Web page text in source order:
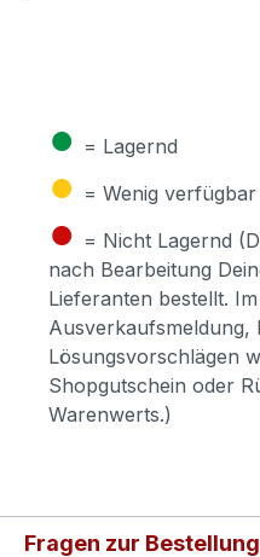
● = Lagernd
● = Wenig verfügbar
● = Nicht Lagernd
nach Bearbeitung
Lieferanten bestellt.
Ausverkaufsmeldung,
Lösungsvorschlägen
Shopgutschein oder
Warenwerts.)
Fragen zur